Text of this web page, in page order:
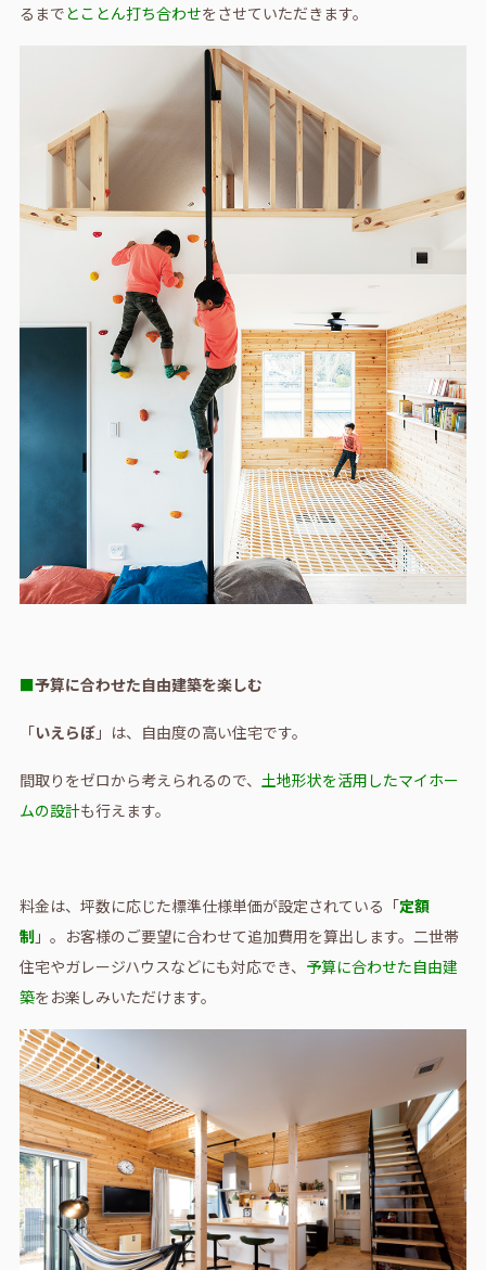
るまでとことん打ち合わせをさせていただきます。
■予算に合わせた自由建築を楽しむ
「いえらぼ」は、自由度の高い住宅です。
間取りをゼロから考えられるので、 土地形状を活用したマイホー
ムの設計も行えます。
料金は、坪数に応じた標準仕様単価が設定されている「定額
制」。お客様のご要望に合わせて追加費用を算出します。二世帯
住宅やガレージハウスなどにも対応でき、 予算に合わせた自由建
築をお楽しみいただけます。